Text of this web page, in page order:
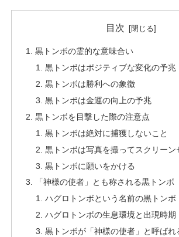
目次
黒トンボの霊的な意味合い
黒トンボはポジティブな変化の予兆
黒トンボは勝利への象徴
黒トンボは金運の向上の予兆
黒トンボを目撃した際の注意点
黒トンボは絶対に捕獲しないこと
黒トンボは写真を撮ってスクリーン
黒トンボに願いをかける
「神様の使者」とも称される黒トンボ
ハグロトンボという名前の黒トンボ
ハグロトンボの生息環境と出現時期
黒トンボが「神様の使者」と呼ばれ